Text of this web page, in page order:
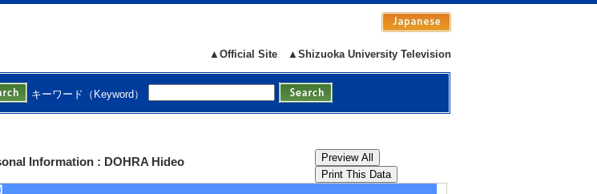
▲Shizuoka University Television
▲Official Site
キーワード（Keyword）
Information : DOHRA Hideo
明かすミドリゾウリムシとクロレラの共生の分子機構
総合科学実験センター 2020年度 年次セミナー （2020/12/） invited
の運用とその活用方法
） invited
大学） （2018/3/） invited
5/13Display ALL